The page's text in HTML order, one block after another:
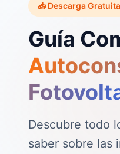
📥 Descarga Gratuita
Guía
Descubre todo
saber sobre las